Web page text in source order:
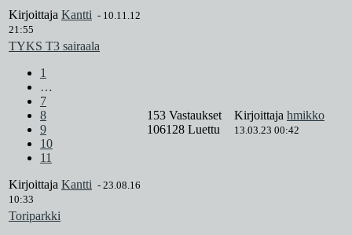
Kirjoittaja Kantti - 10.11.12
21:55
TYKS T3 sairaala
1
…
7
8
9
10
11
Kirjoittaja Kantti - 23.08.16
10:33
153 Vastaukset
106128 Luettu
Kirjoittaja hmikko
13.03.23 00:42
Toriparkki